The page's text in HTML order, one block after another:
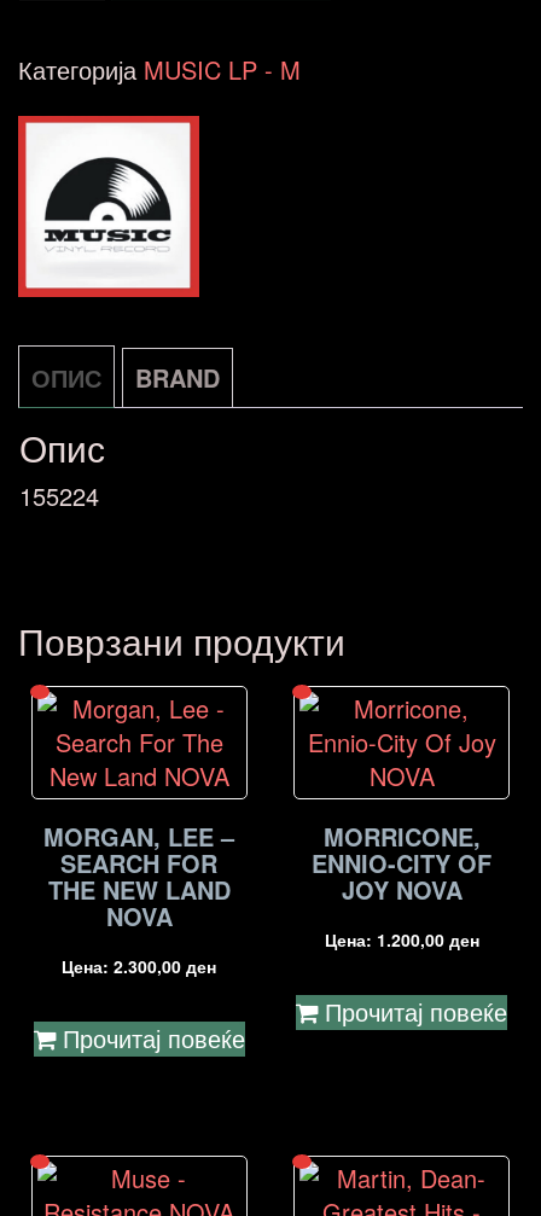
For
Tear
Warner
количина
Категорија MUSIC LP - M
ОПИС BRAND
Опис
155224
Поврзани продукти
MORGAN, LEE –
SEARCH FOR
THE NEW LAND
NOVA
Цена:2.300,00ден
Прочитај повеќе
MORRICONE,
ENNIO-CITY OF
JOY NOVA
Цена: 1.200,00 ден
Прочитај повеќе